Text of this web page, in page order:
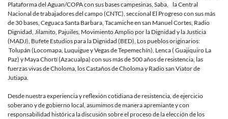
Plataforma del Aguan/COPA con sus bases campesinas, Saba, la Central
Nacional de trabajadores del campo (CNTC), seccional El Progreso con sus más
de 30 bases, Ceguaca Santa Barbara, Tacamiche en san Manuel Cortes, Radio
Dignidad, Jilamito, Pajuiles, Movimiento Amplio por la Dignidad y la Justicia
(MADJ), Bufete Estudios para la Dignidad (BED), Los pueblos originarios:
Tolupán (Locomapa, Luquigue y Vegas de Tepemechín), Lenca ( Guajiquiro La
Paz) y Maya Chortí (Azacualpa) con sus más de 500 años de resistencia, las
fuerzas vivas de Choloma, los Castaños de Choloma y Radio san Viator de
Jutiapa.
Desde nuestra experiencia y reflexión cotidiana de resistencia, de ejercicio
soberano y de gobierno local, asumimos de manera apremiante y con
responsabilidad histórica la discusión sobre el proceso de la elección de los